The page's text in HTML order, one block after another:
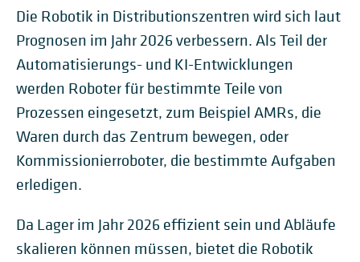
Die Robotik in Distributionszentren wird sich laut
Prognosen im Jahr 2026 verbessern. Als Teil der
Automatisierungs- und KI-Entwicklungen
werden Roboter für bestimmte Teile von
Prozessen eingesetzt, zum Beispiel AMRs, die
Waren durch das Zentrum bewegen, oder
Kommissionierroboter, die bestimmte Aufgaben
erledigen.
Da Lager im Jahr 2026 effizient sein und Abläufe
skalieren können müssen, bietet die Robotik